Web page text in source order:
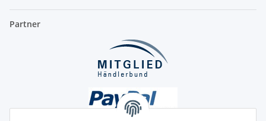
Partner